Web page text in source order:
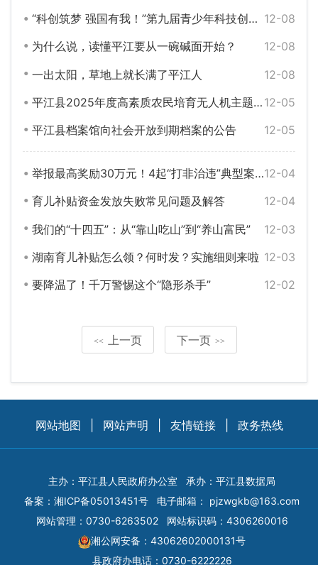
12-08
“科创筑梦 强国有我！”第九届青少年科技创新大赛圆满举行
12-08
为什么说，读懂平江要从一碗碱面开始？
12-08
一出太阳，草地上就长满了平江人
12-05
平江县2025年度高素质农民培育无人机主题常规培训班圆满结业
12-05
平江县档案馆向社会开放到期档案的公告
12-04
举报最高奖励30万元！4起“打非治违”典型案例公布
12-04
育儿补贴资金发放失败常见问题及解答
12-03
我们的“十四五”：从“靠山吃山”到“养山富民”
12-03
湖南育儿补贴怎么领？何时发？实施细则来啦
12-02
要降温了！千万警惕这个“隐形杀手”
<< 上一页 下一页 >>
网站地图 网站声明 友情链接 政务热线
主办：平江县人民政府办公室
承办：平江县数据局
备案： 湘ICP备05013451号 电子邮箱： pjzwgkb@163.com
网站管理：0730-6263502
网站标识码：4306260016
湘公网安备：43062602000131号
县政府办电话：0730-6222226